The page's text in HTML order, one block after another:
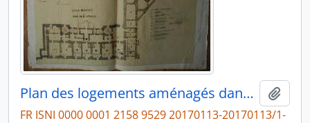
Plan des logements aménagés dans la Villa (entresol, premier étage), avec le nom de leurs occupants, fol. 2-2ter
FR ISNI 0000 0001 2158 9529 20170113-20170113/1-